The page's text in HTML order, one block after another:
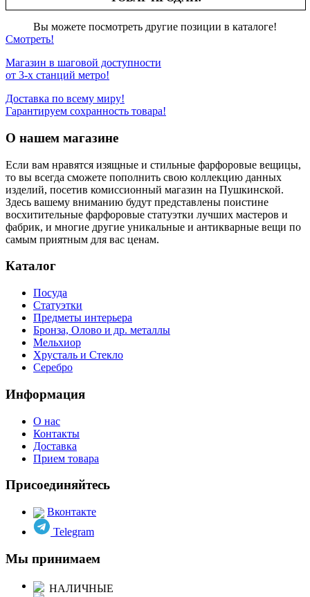
Вы можете посмотреть другие позиции в каталоге!
Смотреть!
Магазин в шаговой доступности
от 3-х станций метро!
Доставка по всему миру!
Гарантируем сохранность товара!
О нашем магазине
Если вам нравятся изящные и стильные фарфоровые вещицы,
то вы всегда сможете пополнить свою коллекцию данных
изделий, посетив комиссионный магазин на Пушкинской.
Здесь вашему вниманию будут представлены поистине
восхитительные фарфоровые статуэтки лучших мастеров и
фабрик, и многие другие уникальные и антикварные вещи по
самым приятным для вас ценам.
Каталог
Посуда
Статуэтки
Предметы интерьера
Бронза, Олово и др. металлы
Мельхиор
Хрусталь и Стекло
Серебро
Информация
О нас
Контакты
Доставка
Прием товара
Присоединяйтесь
Вконтакте
Telegram
Мы принимаем
НАЛИЧНЫЕ